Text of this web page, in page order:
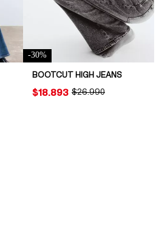
-30%
BOOTCUT HIGH JEANS
ORIGINAL PRICE:
$26.990
PRICE:
$18.893